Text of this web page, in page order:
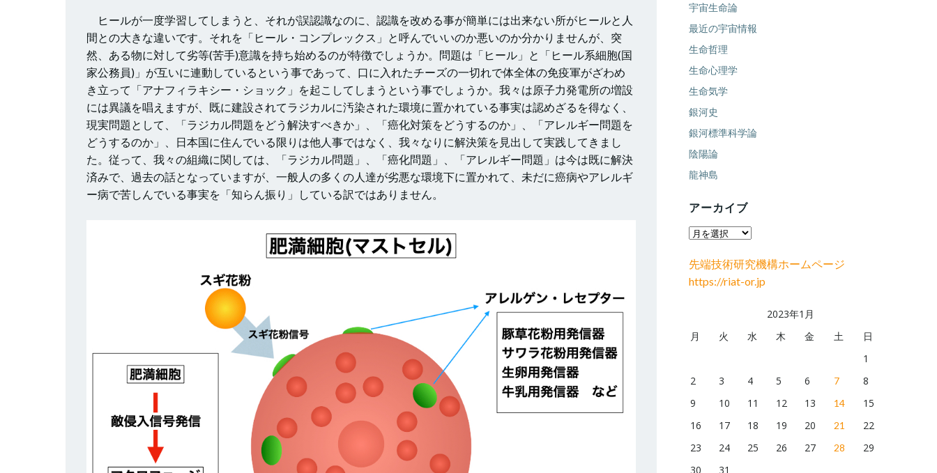
ヒールが一度学習してしまうと、それが誤認識なのに、認識を改める事が簡単には出来ない所がヒールと人
間との大きな違いです。それを「ヒール・コンプレックス」と呼んでいいのか悪いのか分かりませんが、突
然、ある物に対して劣等(苦手)意識を持ち始めるのが特徴でしょうか。問題は「ヒール」と「ヒール系細胞(国
家公務員)」が互いに連動しているという事であって、口に入れたチーズの一切れで体全体の免疫軍がざわめ
き立って「アナフィラキシー・ショック」を起こしてしまうという事でしょうか。我々は原子力発電所の増設
には異議を唱えますが、既に建設されてラジカルに汚染された環境に置かれている事実は認めざるを得なく、
現実問題として、「ラジカル問題をどう解決すべきか」、「癌化対策をどうするのか」、「アレルギー問題を
どうするのか」、日本国に住んでいる限りは他人事ではなく、我々なりに解決策を見出して実践してきまし
た。従って、我々の組織に関しては、「ラジカル問題」、「癌化問題」、「アレルギー問題」は今は既に解決
済みで、過去の話となっていますが、一般人の多くの人達が劣悪な環境下に置かれて、未だに癌病やアレルギ
ー病で苦しんでいる事実を「知らん振り」している訳ではありません。
宇宙生命論
最近の宇宙情報
生命哲理
生命心理学
生命気学
銀河史
銀河標準科学論
陰陽論
龍神島
アーカイブ
ア
カ
イ
先端技術研究機構ホームページ
https://riat-or.jp
2023年1月
月
火 水 木 金 土
日
1
2
3 4 5 6 7
8
9
10 11 12 13 14
15
16
17 18 19 20 21
22
23
24 25 26 27 28
29
30
31